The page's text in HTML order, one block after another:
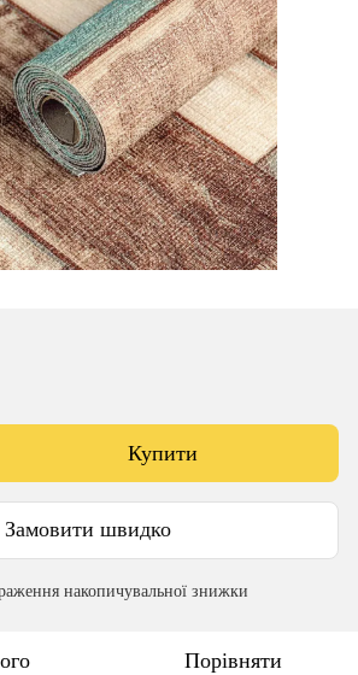
Купити
Замовити швидко
накопичувальної знижки
Порівняти